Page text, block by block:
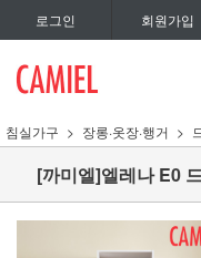
로그인 회원가입
침실가구 장롱·옷장·행거
[까미엘]엘레나 E0